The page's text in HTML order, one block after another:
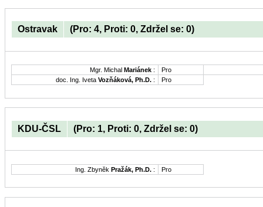
Ostravak (Pro: 4, Proti: 0, Zdržel se: 0)
Mgr. Michal Mariánek :
Pro
doc. Ing. Iveta Vozňáková, Ph.D. : Pro
KDU-ČSL (Pro: 1, Proti: 0, Zdržel se: 0)
Ing. Zbyněk Pražák, Ph.D. : Pro